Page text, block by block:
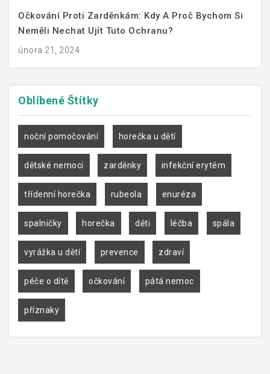
Očkování Proti Zarděnkám: Kdy A Proč Bychom Si
Neměli Nechat Ujít Tuto Ochranu?
února 21, 2024
Oblíbené Štítky
noční pomočování horečka u dětí
dětské nemoci zarděnky infekční erytém
třídenní horečka rubeola enuréza
spalničky horečka děti léčba spála
vyrážka u dětí prevence zdraví
péče o dítě očkování pátá nemoc
příznaky